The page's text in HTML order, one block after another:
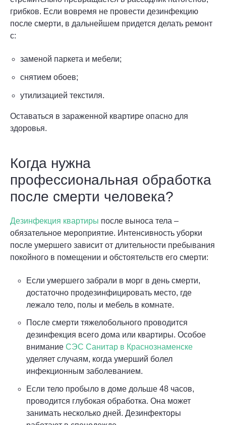
грибков. Если вовремя не провести дезинфекцию
после смерти, в дальнейшем придется делать ремонт
с:
заменой паркета и мебели;
снятием обоев;
утилизацией текстиля.
Оставаться в зараженной квартире опасно для
здоровья.
Когда нужна
профессиональная обработка
после смерти человека?
Дезинфекция квартиры после выноса тела –
обязательное мероприятие. Интенсивность уборки
после умершего зависит от длительности пребывания
покойного в помещении и обстоятельств его смерти:
Если умершего забрали в морг в день смерти,
достаточно продезинфицировать место, где
лежало тело, полы и мебель в комнате.
После смерти тяжелобольного проводится
дезинфекция всего дома или квартиры. Особое
внимание СЭС Санитар в Краснознаменске
уделяет случаям, когда умерший болел
инфекционным заболеванием.
Если тело пробыло в доме дольше 48 часов,
проводится глубокая обработка. Она может
занимать несколько дней. Дезинфекторы